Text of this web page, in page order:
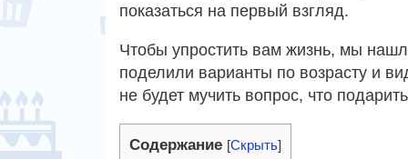
показаться на первый взгляд.
Чтобы упростить вам жизнь, мы
поделили варианты по возрасту и
не будет мучить вопрос, что
Содержание [Скрыть]